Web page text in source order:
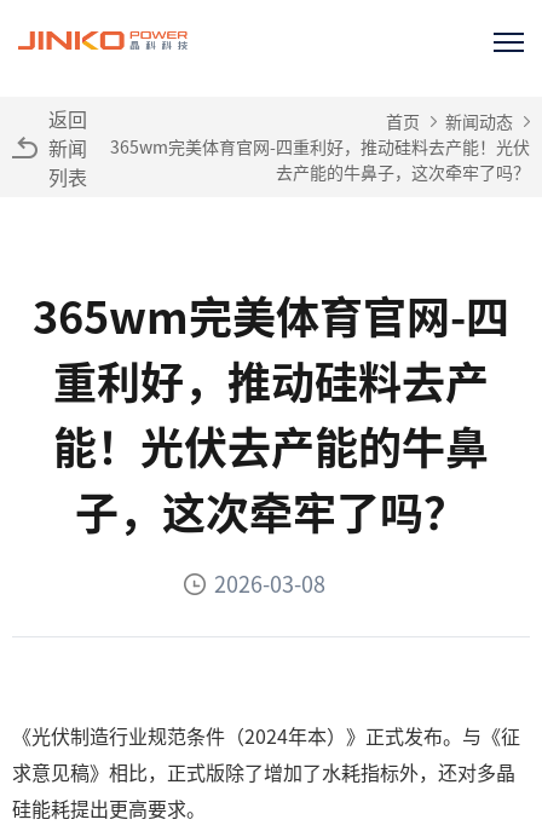
返回
新闻
列表
首页
新闻动态
365wm完美体育官网-四重利好，推动硅料去产能！光伏
去产能的牛鼻子，这次牵牢了吗？
365wm完美体育官网-四
重利好，推动硅料去产
能！光伏去产能的牛鼻
子，这次牵牢了吗？
2026-03-08
《光伏制造行业规范条件（2024年本）》正式发布。与《征
求意见稿》相比，正式版除了增加了水耗指标外，还对多晶
硅能耗提出更高要求。